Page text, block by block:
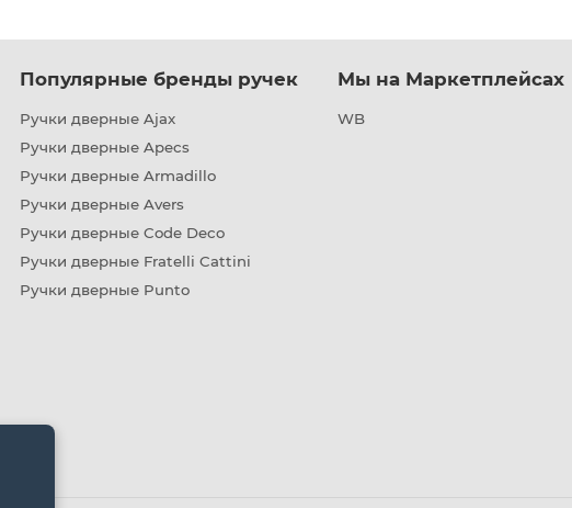
Популярные бренды ручек
Ручки дверные Ajax
Ручки дверные Apecs
Ручки дверные Armadillo
Ручки дверные Avers
Ручки дверные Code Deco
Ручки дверные Fratelli Cattini
Ручки дверные Punto
Мы на Маркетплейсах
WB